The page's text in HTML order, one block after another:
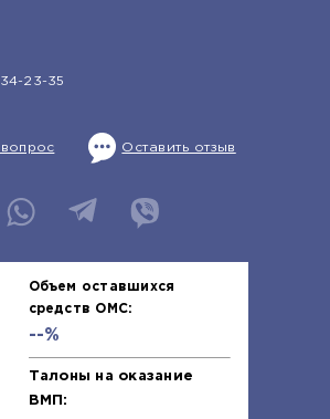
23-35
вопрос Оставить отзыв
Объем оставшихся
средств ОМС:
--%
Талоны на оказание
ВМП: